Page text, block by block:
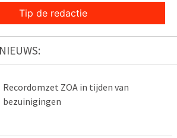
Tip de redactie
Recordomzet ZOA in tijden van
bezuinigingen